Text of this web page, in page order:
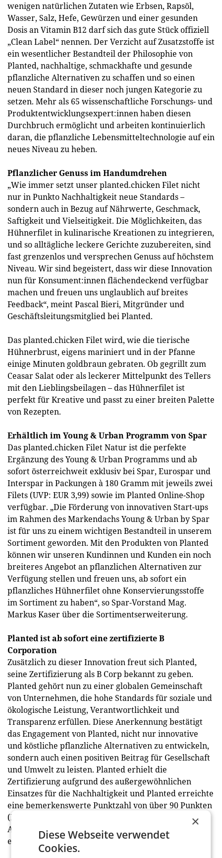
wenigen natürlichen Zutaten wie Erbsen, Rapsöl,
Wasser, Salz, Hefe, Gewürzen und einer gesunden
Dosis an Vitamin B12 darf sich das gute Stück offiziell
„Clean Label“ nennen. Der Verzicht auf Zusatzstoffe ist
ein wesentlicher Bestandteil der Philosophie von
Planted, nachhaltige, schmackhafte und gesunde
pflanzliche Alternativen zu schaffen und so einen
neuen Standard in dieser noch jungen Kategorie zu
setzen. Mehr als 65 wissenschaftliche Forschungs- und
Produktentwicklungsexpert:innen haben diesen
Durchbruch ermöglicht und arbeiten kontinuierlich
daran, die pflanzliche Lebensmitteltechnologie auf ein
neues Niveau zu heben.
Pflanzlicher Genuss im Handumdrehen
„Wie immer setzt unser planted.chicken Filet nicht
nur in Punkto Nachhaltigkeit neue Standards –
sondern auch in Bezug auf Nährwerte, Geschmack,
Saftigkeit und Vielseitigkeit. Die Möglichkeiten, das
Hühnerfilet in kulinarische Kreationen zu integrieren,
und so alltägliche leckere Gerichte zuzubereiten, sind
fast grenzenlos und versprechen Genuss auf höchstem
Niveau. Wir sind begeistert, dass wir diese Innovation
nun für Konsument:innen flächendeckend verfügbar
machen und freuen uns unglaublich auf breites
Feedback“, meint Pascal Bieri, Mitgründer und
Geschäftsleitungsmitglied bei Planted.
Das planted.chicken Filet wird, wie die tierische
Hühnerbrust, eigens mariniert und in der Pfanne
einige Minuten goldbraun gebraten. Ob gegrillt zum
Ceasar Salat oder als leckerer Mittelpunkt des Tellers
mit den Lieblingsbeilagen – das Hühnerfilet ist
perfekt für Kreative und passt zu einer breiten Palette
von Rezepten.
Erhältlich im Young & Urban Programm von Spar
Das planted.chicken Filet Natur ist die perfekte
Ergänzung des Young & Urban Programms und ab
sofort österreichweit exklusiv bei Spar, Eurospar und
Interspar in Packungen à 180 Gramm mit jeweils zwei
Filets (UVP: EUR 3,99) sowie im Planted Online-Shop
verfügbar. „Die Förderung von innovativen Start-ups
im Rahmen des Markendachs Young & Urban by Spar
ist für uns zu einem wichtigen Bestandteil in unserem
Sortiment geworden. Mit den Produkten von Planted
können wir unseren Kundinnen und Kunden ein noch
breiteres Angebot an pflanzlichen Alternativen zur
Verfügung stellen und freuen uns, ab sofort ein
pflanzliches Hühnerfilet ohne Konservierungsstoffe
im Sortiment zu haben“, so Spar-Vorstand Mag.
Markus Kaser über die Sortimentserweiterung.
Planted ist ab sofort eine zertifizierte B
Corporation
Zusätzlich zu dieser Innovation freut sich Planted,
seine Zertifizierung als B Corp bekannt zu geben.
Planted gehört nun zu einer globalen Gemeinschaft
von Unternehmen, die hohe Standards für soziale und
ökologische Leistung, Verantwortlichkeit und
Transparenz erfüllen. Diese Anerkennung bestätigt
das Engagement von Planted, nicht nur innovative
und köstliche pflanzliche Alternativen zu entwickeln,
sondern auch einen positiven Beitrag für Gesellschaft
und Umwelt zu leisten. Planted erhielt die
Zertifizierung aufgrund des außergewöhnlichen
Einsatzes für die Nachhaltigkeit und Planted erreichte
eine bemerkenswerte Punktzahl von über 90 Punkten
(Kategorie: hervorragend), einschließlich der
Anerkennung, dass das Geschäftsmodell in
erheblichem Maße Ressourcen schont.
×
Diese Webseite verwendet
Cookies.